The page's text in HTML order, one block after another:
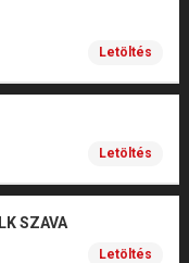
Letöltés
Letöltés
SZAVA
Letöltés